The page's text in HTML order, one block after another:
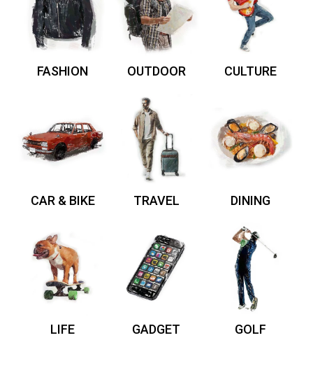
FASHION OUTDOOR CULTURE
CAR & BIKE TRAVEL DINING
LIFE GADGET GOLF